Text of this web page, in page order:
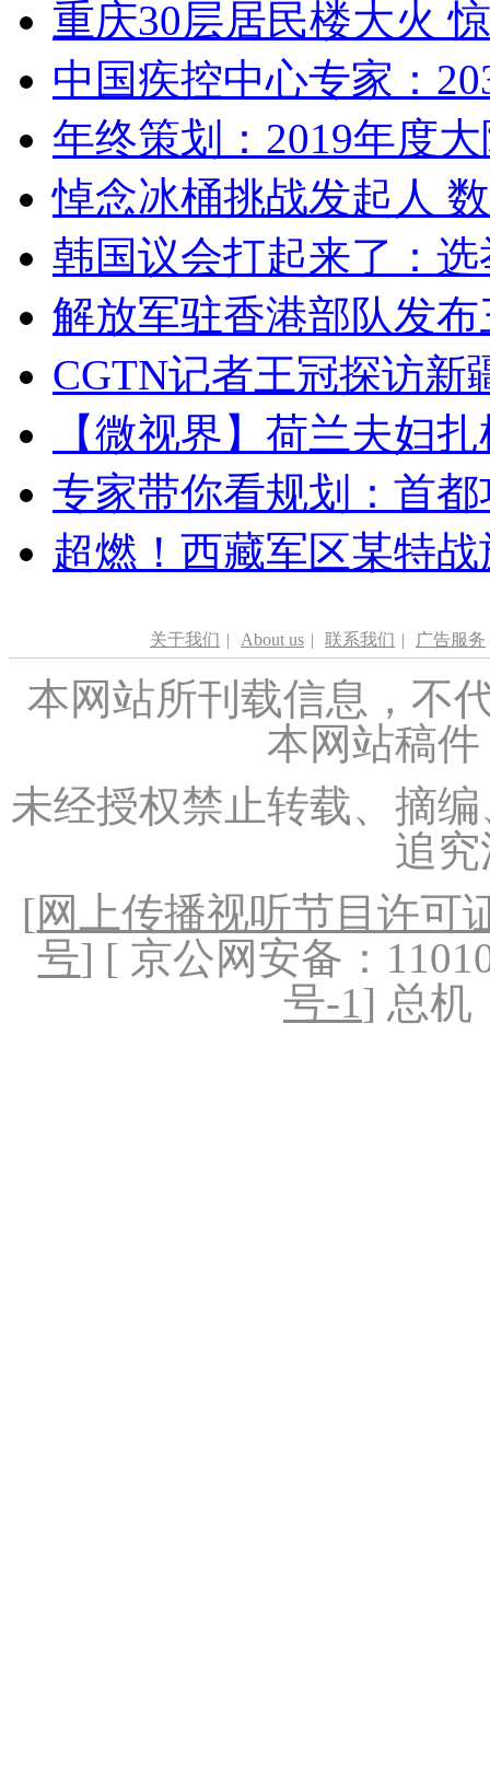
重庆30层居民楼大火
中国疾控中心专家：
年终策划：2019年度
悼念冰桶挑战发起人
韩国议会打起来了：
解放军驻香港部队发
CGTN记者王冠探访新
【微视界】荷兰夫妇
专家带你看规划：首
超燃！西藏军区某特
关于我们 | About us | 联系我们 | 广告服务
本网站所刊载信息，不
本网站稿
未经授权禁止转载、摘
追
[网上传播视听节目许可
号] [ 京公网安备：
号-1] 总机